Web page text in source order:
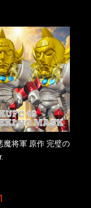
魔将軍 原作 完璧の